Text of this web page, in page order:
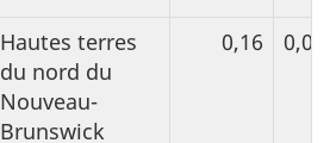
Hautes terres
du nord du
Nouveau-
Brunswick
0,16 0,05